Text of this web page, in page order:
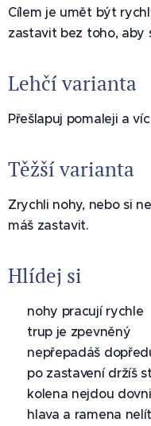
Cílem je umět být
zastavit bez toho, aby
Lehčí varianta
Přešlapuj pomaleji a
Těžší varianta
Zrychli nohy, nebo si
máš zastavit.
Hlídej si
✅ nohy pracují rychle
✅ trup je zpevněný
✅ nepřepadáš
✅ po zastavení držíš
✅ kolena nejdou
✅ hlava a ramena